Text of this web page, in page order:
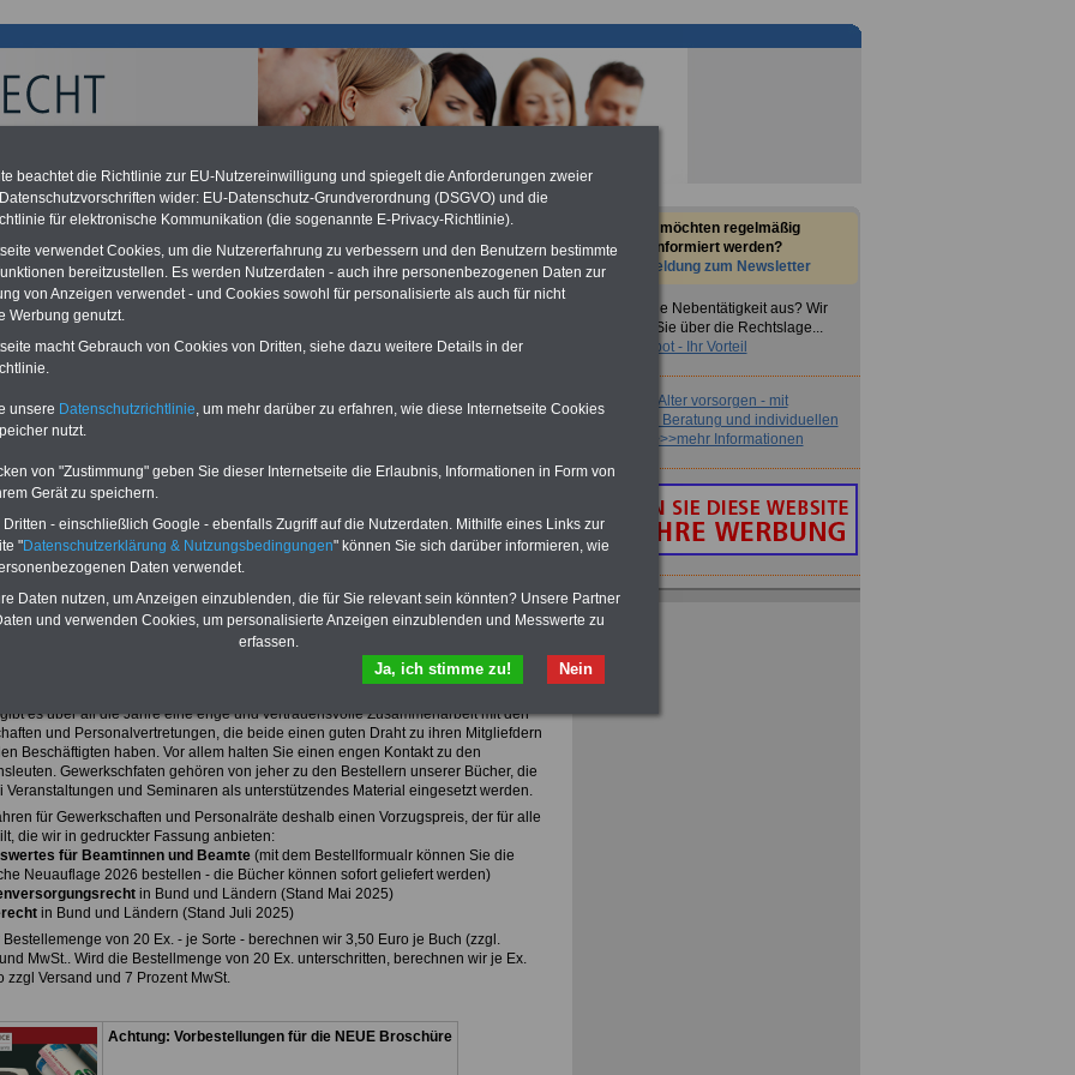
für Beamte auch im Ruhestand (zu geringe Alimentation)
(Berlin muss bisMärz 2027 eine Neuregelung der Besoldung
Auch beim Bund (Beamte & Ruhestandsbeamte) gibt es teilweise
(Medienberichten zufolge liegt diese füralle (!) Beamte
mind. 3.000 und 13.000 Euro
vorgelegt wird - im II. Quartal.2026 >>>
zur (Vor)Bestellung
.
Mehrfachbestellungen zum Vorzugspreis
liebe Kollegen,
Sie unsere Publikationen für Beamtinnen und Beamte sowie den öffentlichen
Im Einzelbezug berechnen wir für jedes Buch 7,50 EUR (zzgl.
für 3,50 Euro zzgl. Versand und MwSt. bekommen..
SERVICE wurde 1997 - also vor fast 30 Jahren - gegründet. Seit dieser Zeit gibt es
Zusammenarbeit mit Gewerkschaften und Personalvertretungen. Der Gründer
- Uwe Tillmann - ist mehr als 50 Jahre Gewerkschaftsmitglied und war früher beim
es über all die Jahre eine enge und vertrauensvolle Zusammenarbeit mit den
und Personalvertretungen, die beide einen guten Draht zu ihren Mitgliefdern
Beschäftigten haben. Vor allem halten Sie einen engen Kontakt zu den
Gewerkschfaten gehören von jeher zu den Bestellern unserer Bücher, die
Veranstaltungen und Seminaren als unterstützendes Material eingesetzt werden.
für Gewerkschaften und Personalräte deshalb einen Vorzugspreis, der für alle
die wir in gedruckter Fassung anbieten:
für Beamtinnen und Beamte(mit dem Bestellformualr können Sie die
Neuauflage 2026 bestellen - die Bücher können sofort geliefert werden)
in Bund und Ländern (Stand Mai 2025)
in Bund und Ländern (Stand Juli 2025)
von 20 Ex. - je Sorte - berechnen wir 3,50 Euro je Buch (zzgl.
MwSt.. Wird die Bestellmenge von 20 Ex. unterschritten, berechnen wir je Ex.
zzgl Versand und 7 Prozent MwSt.
Achtung: Vorbestellungen für die NEUE Broschüre
Sie möchten regelmäßig
informiert werden?
Anmeldung zum Newsletter
Sie üben eine Nebentätigkeit aus? Wir
informieren Sie über die Rechtslage...
Unser Angebot - Ihr Vorteil
Jetzt für das Alter vorsorgen - mit
kompetenter Beratung und individuellen
Konzepten >>>mehr Informationen
beachtet die Richtlinie zur EU-Nutzereinwilligung und spiegelt die Anforderungen zweier
wider: EU-Datenschutz-Grundverordnung (DSGVO) und die
für elektronische Kommunikation (die sogenannte E-Privacy-Richtlinie).
verwendet Cookies, um die Nutzererfahrung zu verbessern und den Benutzern bestimmte
bereitzustellen. Es werden Nutzerdaten - auch ihre personenbezogenen Daten zur
von Anzeigen verwendet - und Cookies sowohl für personalisierte als auch für nicht
Werbung genutzt.
macht Gebrauch von Cookies von Dritten, siehe dazu weitere Details in der
unsere Datenschutzrichtlinie , um mehr darüber zu erfahren, wie diese Internetseite Cookies
nutzt.
von "Zustimmung" geben Sie dieser Internetseite die Erlaubnis, Informationen in Form von
Gerät zu speichern.
- einschließlich Google - ebenfalls Zugriff auf die Nutzerdaten. Mithilfe eines Links zur
"Datenschutzerklärung & Nutzungsbedingungen" können Sie sich darüber informieren, wie
Daten verwendet.
Daten nutzen, um Anzeigen einzublenden, die für Sie relevant sein könnten? Unsere Partner
und verwenden Cookies, um personalisierte Anzeigen einzublenden und Messwerte zu
erfassen.
Nein
Ja, ich stimme zu!